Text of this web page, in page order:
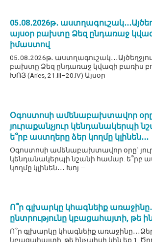
05․08․2026թ․
այսօր բախտը Ձեզ ընդառաջ
իմաստով
05․08․2026թ․
բախտը Ձեզ ընդառաջ կվազի բառիս
ԽՈՅ (Aries, 21.III–20.IV) Այսօր
Օգոստոսի ամենաբախտավոր
յուրաքանչյուր կենդանակերպի
ե՞րբ աստղերը ձեր կողմը կլինեն․․․
Օգոստոսի ամենաբախտավոր օրը`
կենդանակերպի նշանի համար. ե՞րբ
կողմը կլինեն․․․ Խոյ —
Ո՞ր գլխարկը կհագնեիք
ընտրությունը կբացահայտի, թե
Ո՞ր գլխարկը կհագնեիք
կբացահայտի, թե ինչպիսի կին եք 1.